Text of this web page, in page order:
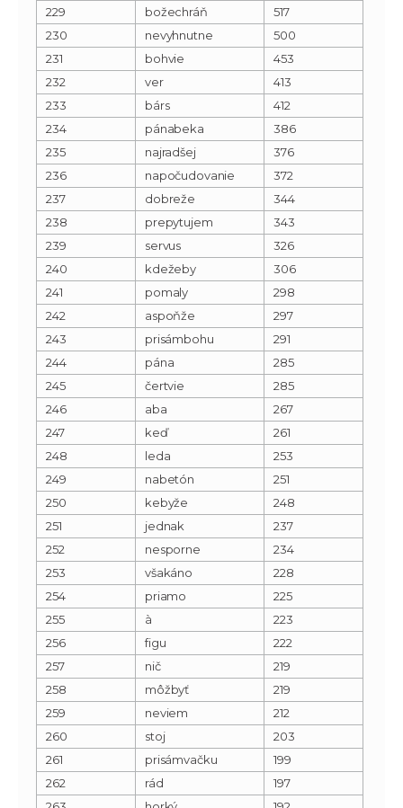
229
božechráň
517
230
nevyhnutne
500
231
bohvie
453
232
ver
413
233
bárs
412
234
pánabeka
386
235
najradšej
376
236
napočudovanie
372
237
dobreže
344
238
prepytujem
343
239
servus
326
240
kdežeby
306
241
pomaly
298
242
aspoňže
297
243
prisámbohu
291
244
pána
285
245
čertvie
285
246
aba
267
247
keď
261
248
leda
253
249
nabetón
251
250
kebyže
248
251
jednak
237
252
nesporne
234
253
všakáno
228
254
priamo
225
255
à
223
256
figu
222
257
nič
219
258
môžbyť
219
259
neviem
212
260
stoj
203
261
prisámvačku
199
262
rád
197